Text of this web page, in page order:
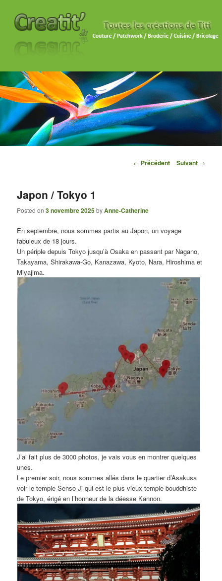
Navigation des articles
← Précédent Suivant →
Japon / Tokyo 1
Posted on3 novembre 2025byAnne-Catherine
En septembre, nous sommes partis au Japon, un voyage
fabuleux de 18 jours.
Un périple depuis Tokyo jusqu’à Osaka en passant par Nagano,
Takayama, Shirakawa-Go, Kanazawa, Kyoto, Nara, Hiroshima et
Miyajima.
J’ai fait plus de 3000 photos, je vais vous en montrer quelques
unes.
Le premier soir, nous sommes allés dans le quartier d’Asakusa
voir le temple Senso-Ji qui est le plus vieux temple bouddhiste
de Tokyo, érigé en l’honneur de la déesse Kannon.